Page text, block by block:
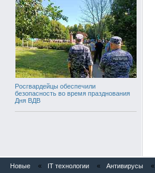
Росгвардейцы обеспечили
безопасность во время празднования
Дня ВДВ
Новые « IT технологии « Антивирусы «